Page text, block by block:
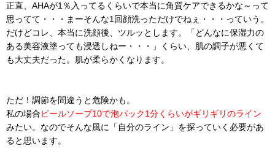
正直、AHAが1％入ってるくらいで本当に角質ケアできるかな～って
思ってて・・・まーそんな1回顔洗っただけでねぇ・・・っていう。
だけどコレ、本当に洗顔後、ツルッとします。「どんなに保湿力の
ある美容液塗っても浸透しねー・・・」くらい、肌の調子が悪くて
も大丈夫だった。肌が柔らかくなります。
ただ！調節を間違うと危険かも。
私の場合ピールソープ10で泡パック1分くらいがギリギリのライン
みたい。なのでそんな風に「自分のライン」を探っていく必要があ
ると思います。